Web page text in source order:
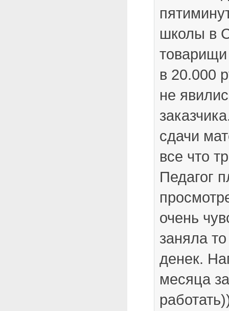
школы в
в 20.000
не
сдачи
все что
Педагог
очень
заняла
денек.
месяца